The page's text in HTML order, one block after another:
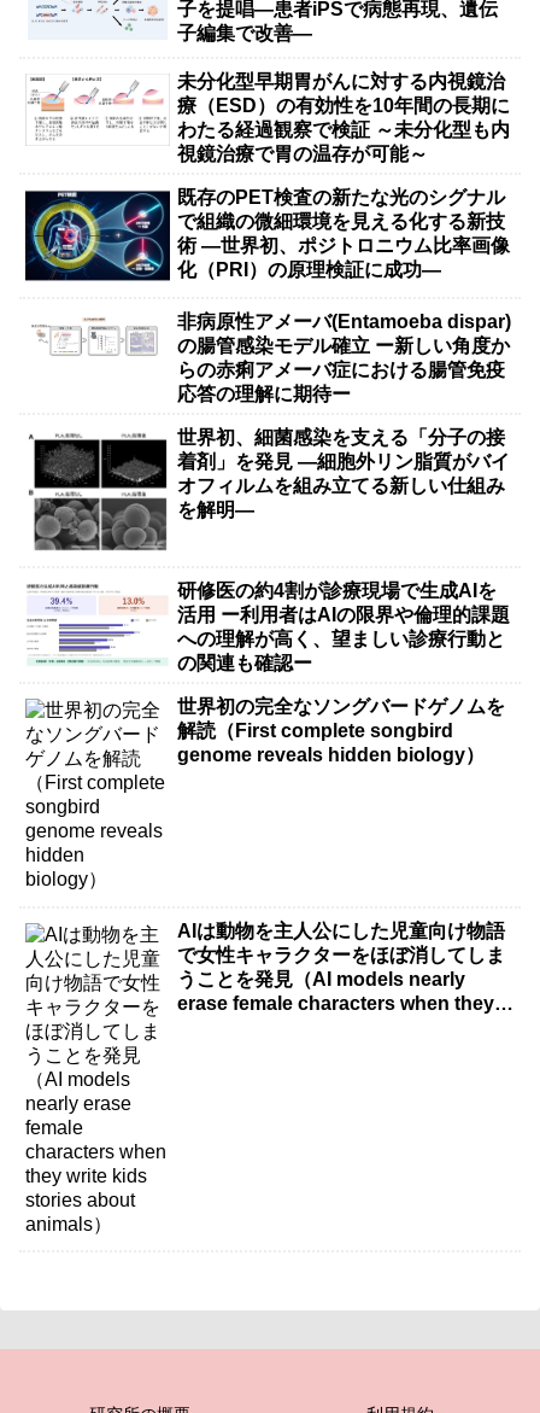
子を提唱―患者iPSで病態再現、遺伝
子編集で改善―
未分化型早期胃がんに対する内視鏡治
療（ESD）の有効性を10年間の長期に
わたる経過観察で検証 ～未分化型も内
視鏡治療で胃の温存が可能～
既存のPET検査の新たな光のシグナル
で組織の微細環境を見える化する新技
術 ―世界初、ポジトロニウム比率画像
化（PRI）の原理検証に成功―
非病原性アメーバ(Entamoeba dispar)
の腸管感染モデル確立 ー新しい角度か
らの赤痢アメーバ症における腸管免疫
応答の理解に期待ー
世界初、細菌感染を支える「分子の接
着剤」を発見 ―細胞外リン脂質がバイ
オフィルムを組み立てる新しい仕組み
を解明―
研修医の約4割が診療現場で生成AIを
活用 ー利用者はAIの限界や倫理的課題
への理解が高く、望ましい診療行動と
の関連も確認ー
世界初の完全なソングバードゲノムを
解読（First complete songbird
genome reveals hidden biology）
AIは動物を主人公にした児童向け物語
で女性キャラクターをほぼ消してしま
うことを発見（AI models nearly
erase female characters when they